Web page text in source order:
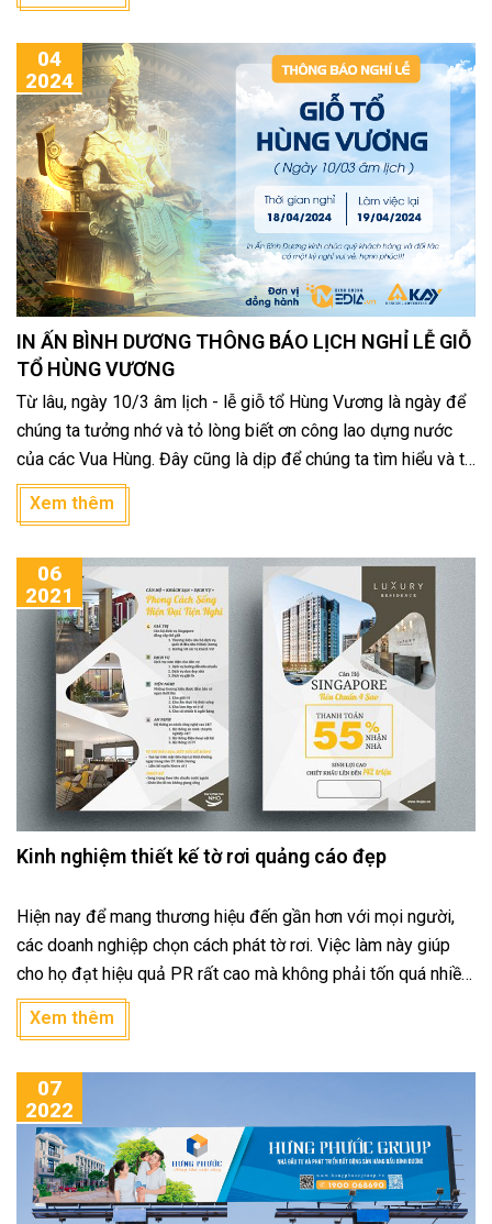
IN ẤN BÌNH DƯƠNG THÔNG BÁO LỊCH NGHỈ LỄ GIỖ
TỔ HÙNG VƯƠNG
Từ lâu, ngày 10/3 âm lịch - lễ giỗ tổ Hùng Vương là ngày để
chúng ta tưởng nhớ và tỏ lòng biết ơn công lao dựng nước
của các Vua Hùng. Đây cũng là dịp để chúng ta tìm hiểu và tự
hào về nguồn cội, về dân tộc và tổ tiên.
Xem thêm
04
2024
Kinh nghiệm thiết kế tờ rơi quảng cáo đẹp
Hiện nay để mang thương hiệu đến gần hơn với mọi người,
các doanh nghiệp chọn cách phát tờ rơi. Việc làm này giúp
cho họ đạt hiệu quả PR rất cao mà không phải tốn quá nhiều
chi phí. Do vậy nhu cầu về thiết kế cũng như in ấn tờ rơi trở
thành tâm điểm thu hút hơn bao giờ hết. Tuy nhiên thiết kế tờ
hợp với nhóm đối tượng khách hàng? Chắc hẳn đây vẫn là
câu hỏi đang chờ lời giải đáp.
Xem thêm
06
2021
07
2022